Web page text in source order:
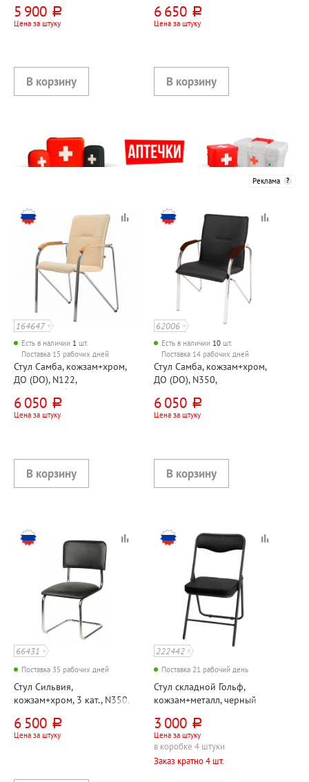
5 900 руб.
Цена за штуку
6 650 руб.
Цена за штуку
Реклама
164647
Есть в наличии 1 шт.
Поставка 15 рабочих дней
Стул Самба, кожзам+хром,
ДО (DO), N122,
кремовый+бук
6 050 руб.
Цена за штуку
62006
Есть в наличии 10 шт.
Поставка 14 рабочих дней
Стул Самба, кожзам+хром,
ДО (DO), N350,
6 050 руб.
Цена за штуку
66431
Поставка 35 рабочих дней
Стул Сильвия,
кожзам+хром, 3 кат., N350,
6 500 руб.
Цена за штуку
222442
Поставка 21 рабочий день
Стул складной Гольф,
кожзам+металл, черный
3 000 руб.
Цена за штуку
в коробке 4 штуки
Заказ кратно 4 шт.